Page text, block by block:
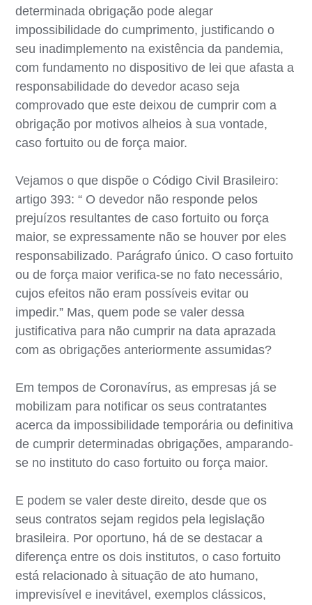
determinada obrigação pode alegar
impossibilidade do cumprimento, justificando o
seu inadimplemento na existência da pandemia,
com fundamento no dispositivo de lei que afasta a
responsabilidade do devedor acaso seja
comprovado que este deixou de cumprir com a
obrigação por motivos alheios à sua vontade,
caso fortuito ou de força maior.
Vejamos o que dispõe o Código Civil Brasileiro:
artigo 393: “ O devedor não responde pelos
prejuízos resultantes de caso fortuito ou força
maior, se expressamente não se houver por eles
responsabilizado. Parágrafo único. O caso fortuito
ou de força maior verifica-se no fato necessário,
cujos efeitos não eram possíveis evitar ou
impedir.” Mas, quem pode se valer dessa
justificativa para não cumprir na data aprazada
com as obrigações anteriormente assumidas?
Em tempos de Coronavírus, as empresas já se
mobilizam para notificar os seus contratantes
acerca da impossibilidade temporária ou definitiva
de cumprir determinadas obrigações, amparando-
se no instituto do caso fortuito ou força maior.
E podem se valer deste direito, desde que os
seus contratos sejam regidos pela legislação
brasileira. Por oportuno, há de se destacar a
diferença entre os dois institutos, o caso fortuito
está relacionado à situação de ato humano,
imprevisível e inevitável, exemplos clássicos,